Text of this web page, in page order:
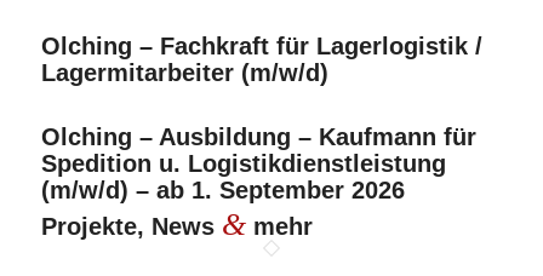
Olching – Fachkraft für Lagerlogistik /
Lagermitarbeiter (m/w/d)
Olching – Ausbildung – Kaufmann für
Spedition u. Logistikdienstleistung
(m/w/d) – ab 1. September 2026
Projekte, News &mehr